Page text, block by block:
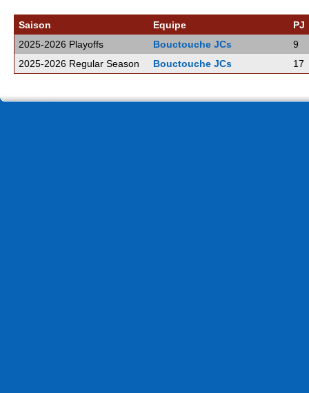
Saison Equipe
PJ
2025-2026 Playoffs
Bouctouche JCs
9
2025-2026 Regular Season
Bouctouche JCs 17